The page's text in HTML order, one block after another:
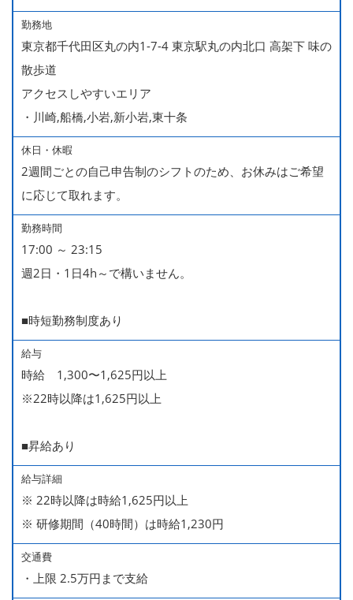
勤務地
東京都千代田区丸の内1-7-4 東京駅丸の内北口 高架下 味の
散歩道
アクセスしやすいエリア
・川崎,船橋,小岩,新小岩,東十条
休日・休暇
2週間ごとの自己申告制のシフトのため、お休みはご希望
に応じて取れます。
勤務時間
17:00 ～ 23:15
週2日・1日4h～で構いません。
■時短勤務制度あり
給与
時給 1,300〜1,625円以上
※22時以降は1,625円以上
■昇給あり
給与詳細
※ 22時以降は時給1,625円以上
※ 研修期間（40時間）は時給1,230円
交通費
・上限 2.5万円まで支給